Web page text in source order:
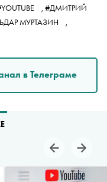
, #ДМИТРИЙ
МУРТАЗИН
,
в Телеграме